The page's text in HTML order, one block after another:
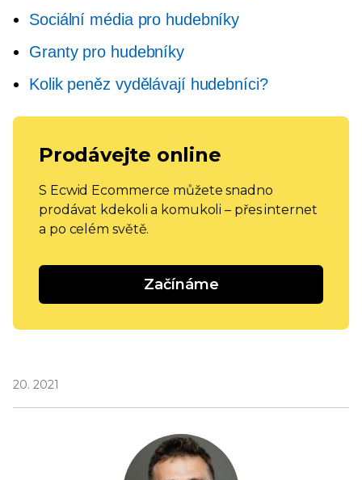
Sociální média pro hudebníky
Granty pro hudebníky
Kolik peněz vydělávají hudebníci?
Prodávejte online
S Ecwid Ecommerce můžete snadno
prodávat kdekoli a komukoli – přes internet
a po celém světě.
Začínáme
20. 2021